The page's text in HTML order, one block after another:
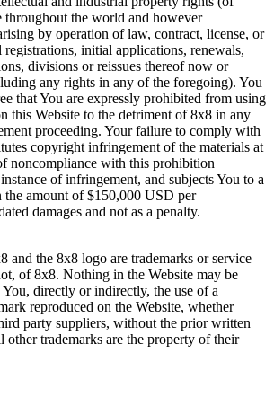
throughout the world and however
by operation of law, contract, license, or
initial applications, renewals,
divisions or reissues thereof now or
any rights in any of the foregoing). You
that You are expressly prohibited from using
this Website to the detriment of 8x8 in any
proceeding. Your failure to comply with
copyright infringement of the materials at
noncompliance with this prohibition
of infringement, and subjects You to a
amount of $150,000 USD per
damages and not as a penalty.
and the 8x8 logo are trademarks or service
of 8x8. Nothing in the Website may be
directly or indirectly, the use of a
reproduced on the Website, whether
party suppliers, without the prior written
trademarks are the property of their